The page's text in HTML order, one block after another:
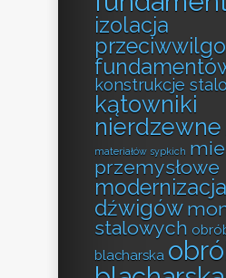
izolacja
konstrukcje
kątowniki
nierdzewne
materiałów sypkich
przemysłowe
modernizacja
dźwigów
stalowych
blacharska